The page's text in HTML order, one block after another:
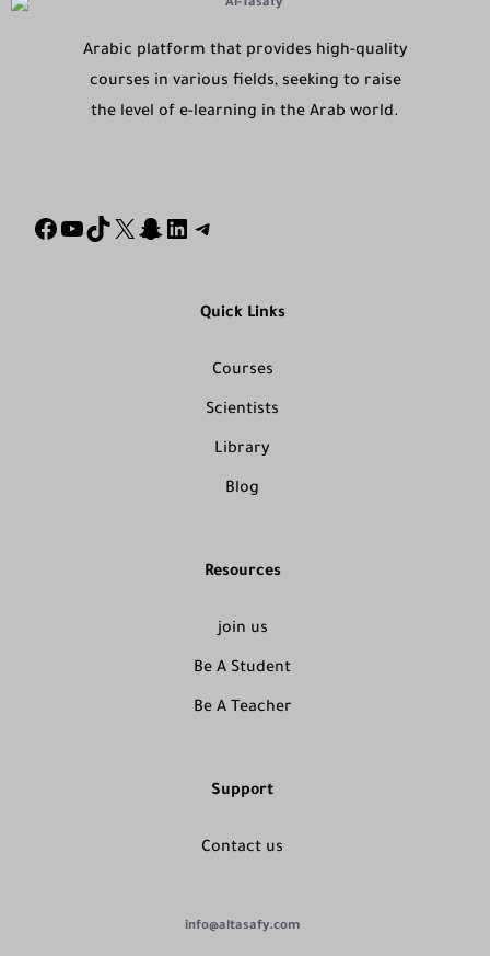
Arabic platform that provides high-quality
courses in various fields, seeking to raise
the level of e-learning in the Arab world.
Quick Links
Courses
Scientists
Library
Blog
Resources
join us
Be A Student
Be A Teacher
Support
Contact us
info@altasafy.com